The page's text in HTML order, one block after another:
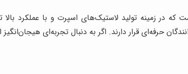
که در زمینه تولید لاستیک‌های اسپرت و با عملکرد
حرفه‌ای قرار دارند. اگر به دنبال تجربه‌ای